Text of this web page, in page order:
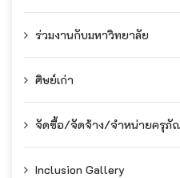
ร่วมงานกับมหาวิทยาลัย
ศิษย์เก่า
จัดซื้อ/จัดจ้าง/จำหน่ายครุภั
Inclusion Gallery